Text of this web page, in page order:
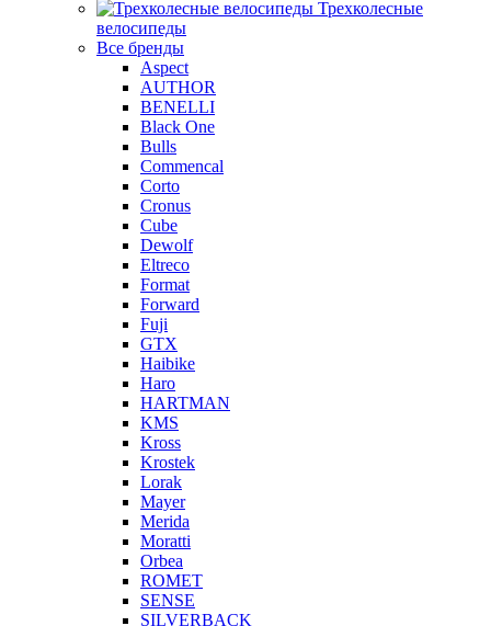
Трехколесные
велосипеды
Все бренды
Aspect
AUTHOR
BENELLI
Black One
Bulls
Commencal
Corto
Cronus
Cube
Dewolf
Eltreco
Format
Forward
Fuji
GTX
Haibike
Haro
HARTMAN
KMS
Kross
Krostek
Lorak
Mayer
Merida
Moratti
Orbea
ROMET
SENSE
SILVERBACK